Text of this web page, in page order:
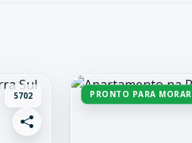
5702 PRONTO PARA MORAR